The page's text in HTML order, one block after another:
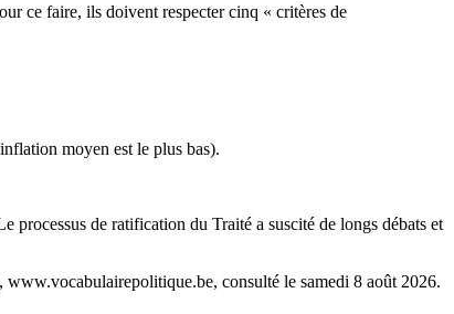
ce faire, ils doivent respecter cinq « critères de
moyen est le plus bas).
processus de ratification du Traité a suscité de longs débats et
, www.vocabulairepolitique.be, consulté le samedi 8 août 2026.